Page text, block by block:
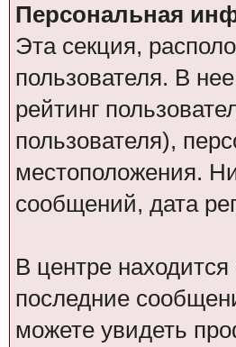
Персональная
Эта секция,
пользователя. В
рейтинг
пользователя),
местоположения.
сообщений, дата
В центре
последние
можете увидеть